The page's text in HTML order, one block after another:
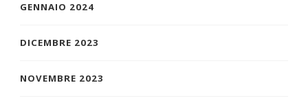
GENNAIO 2024
DICEMBRE 2023
NOVEMBRE 2023